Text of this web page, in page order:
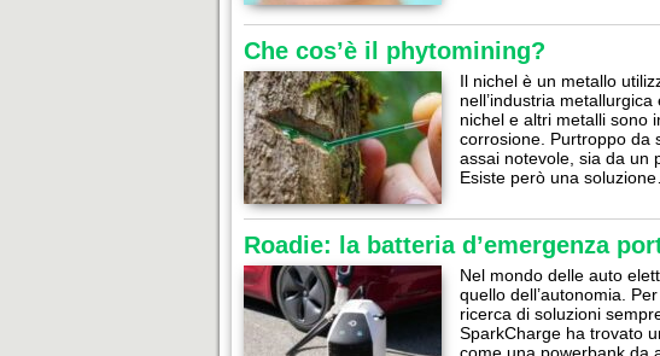
Che cos’è il phytomining?
Il nichel è un metallo
nell’industria
nichel e altri metalli sono
corrosione. Purtroppo da
assai notevole, sia da un
Esiste però una
Roadie: la batteria d’emergenza
Nel mondo delle auto
quello dell’autonomia.
ricerca di soluzioni
SparkCharge ha trovato